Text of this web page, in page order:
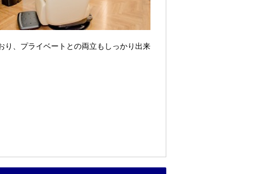
り、プライベートとの両立もしっかり出来